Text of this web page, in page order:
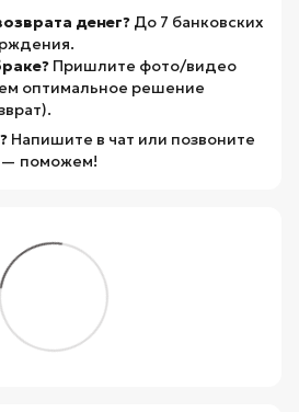
денег? До 7 банковских
Пришлите фото/видео
оптимальное решение
Напишите в чат или позвоните
— поможем!